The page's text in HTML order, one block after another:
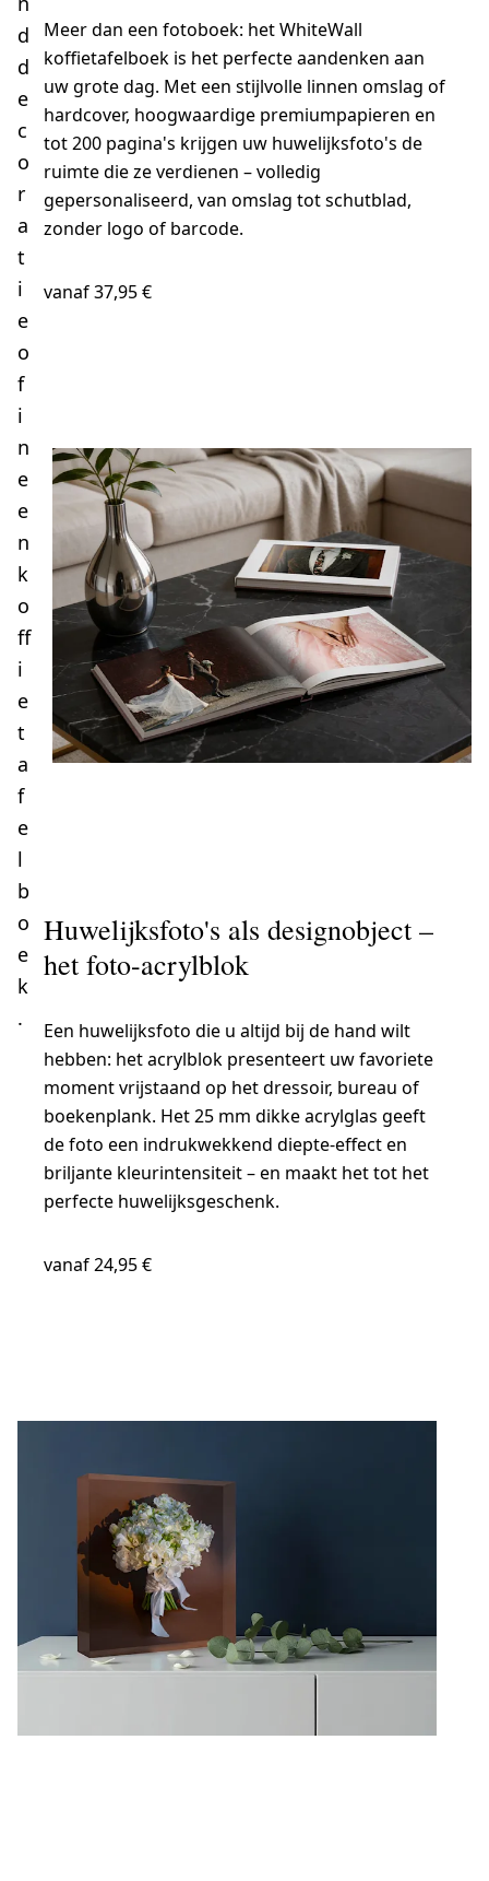
d
d
e
c
o
r
a
t
i
e
o
f
i
n
e
e
n
k
o
ff
i
e
t
a
f
e
l
b
o
e
k
.
Meer dan een fotoboek: het WhiteWall
koffietafelboek is het perfecte aandenken aan
uw grote dag. Met een stijlvolle linnen omslag of
hardcover, hoogwaardige premiumpapieren en
tot 200 pagina's krijgen uw huwelijksfoto's de
ruimte die ze verdienen – volledig
gepersonaliseerd, van omslag tot schutblad,
zonder logo of barcode.
vanaf 37,95 €
Huwelijksfoto's als designobject –
het foto-acrylblok
Een huwelijksfoto die u altijd bij de hand wilt
hebben: het acrylblok presenteert uw favoriete
moment vrijstaand op het dressoir, bureau of
boekenplank. Het 25 mm dikke acrylglas geeft
de foto een indrukwekkend diepte-effect en
briljante kleurintensiteit – en maakt het tot het
perfecte huwelijksgeschenk.
vanaf 24,95 €